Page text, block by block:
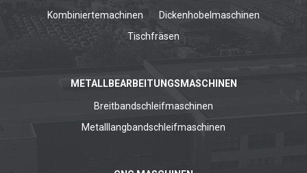
Kombiniertemachinen
Dickenhobelmaschinen
Tischfräsen
METALLBEARBEITUNGSMASCHINEN
Breitbandschleifmaschinen
Metalllangbandschleifmaschinen